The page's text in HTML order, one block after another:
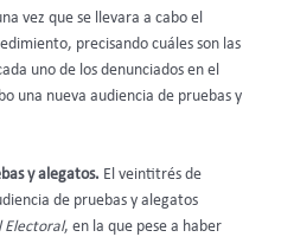
vez que se llevara a cabo el
precisando cuáles son las
uno de los denunciados en el
una nueva audiencia de pruebas y
y alegatos. El veintitrés de
de pruebas y alegatos
Electoral, en la que pese a haber